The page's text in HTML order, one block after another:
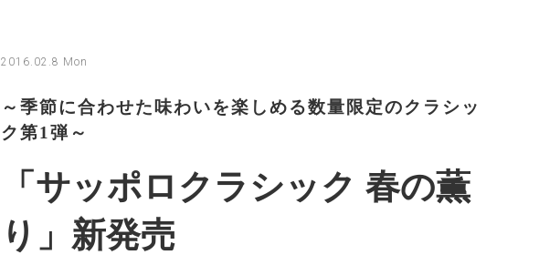
2016.02.8 Mon
～季節に合わせた味わいを楽しめる数量限定のクラシッ
ク第1弾～
「サッポロクラシック 春の薫
り」新発売